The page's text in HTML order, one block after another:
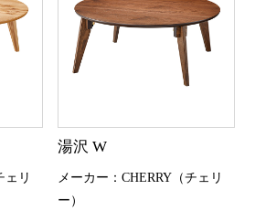
ェリ
湯沢 W
メーカー：CHERRY（チェリ
ー）